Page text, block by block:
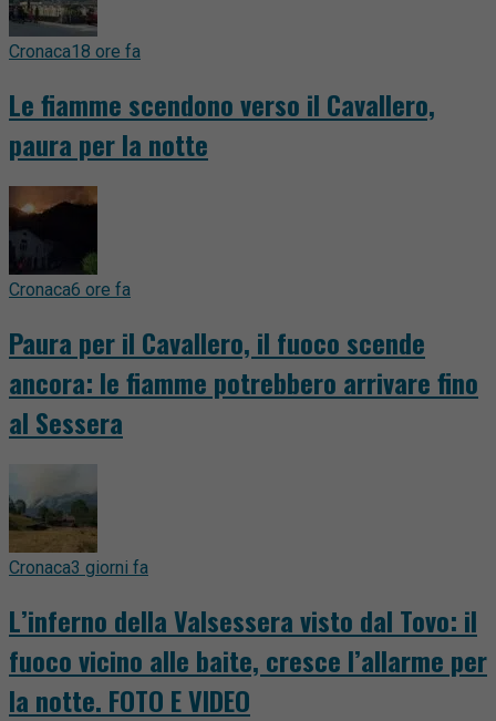
Cronaca18 ore fa
Le fiamme scendono verso il Cavallero,
paura per la notte
Cronaca6 ore fa
Paura per il Cavallero, il fuoco scende
ancora: le fiamme potrebbero arrivare fino
al Sessera
Cronaca3 giorni fa
L’inferno della Valsessera visto dal Tovo: il
fuoco vicino alle baite, cresce l’allarme per
la notte. FOTO E VIDEO